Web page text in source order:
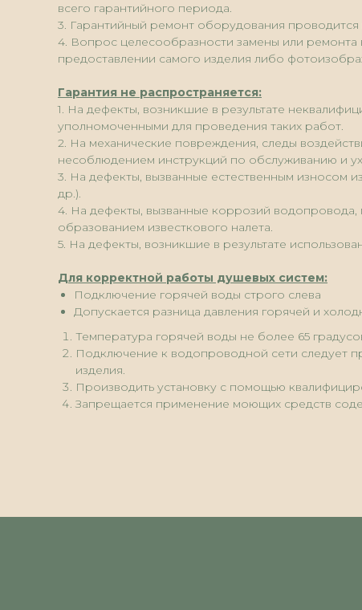
всего гарантийного периода.
3. Гарантийный ремонт оборудования
4. Вопрос целесообразности замены или ремонта
предоставлении самого изделия либо
Гарантия не распространяется:
1. На дефекты, возникшие в результате
уполномоченными для проведения таких работ.
2. На механические повреждения, следы
несоблюдением инструкций по обслуживанию и
3. На дефекты, вызванные естественным износом
др.).
4. На дефекты, вызванные коррозий
образованием известкового налета.
5. На дефекты, возникшие в результате
Для корректной работы душевых систем:
Подключение горячей воды строго слева
Допускается разница давления горячей и
Температура горячей воды не более 65
Подключение к водопроводной сети следует
изделия.
Производить установку с помощью
Запрещается применение моющих средств